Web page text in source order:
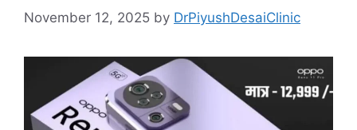
November 12, 2025 by DrPiyushDesaiClinic